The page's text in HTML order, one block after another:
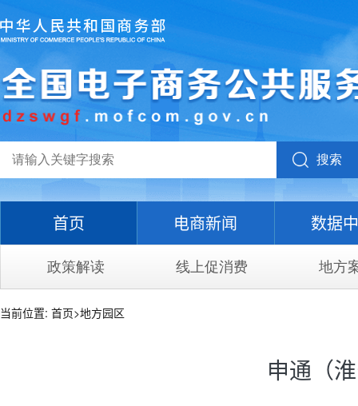
搜索
首页 电商新闻 数据
政策解读 线上促消费 地方
当前位置: 首页>地方园区
申通（